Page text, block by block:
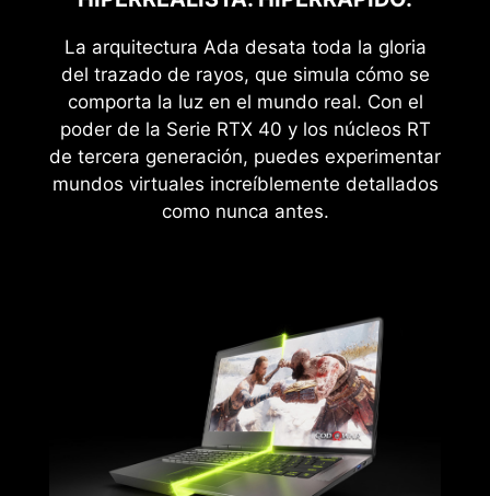
La arquitectura Ada desata toda la gloria
del trazado de rayos, que simula cómo se
comporta la luz en el mundo real. Con el
poder de la Serie RTX 40 y los núcleos RT
de tercera generación, puedes experimentar
mundos virtuales increíblemente detallados
como nunca antes.